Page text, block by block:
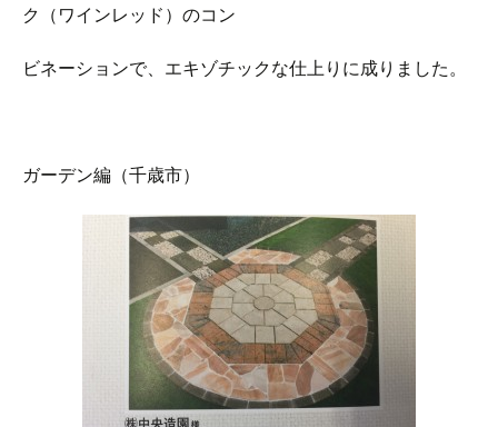
ク（ワインレッド）のコン
ビネーションで、エキゾチックな仕上りに成りました。
ガーデン編（千歳市）